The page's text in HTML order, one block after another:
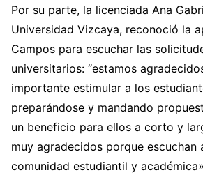
Por su parte, la licenciada Ana
Universidad Vizcaya, reconoció la
Campos para escuchar las
universitarios: “estamos
importante estimular a los
preparándose y mandando
un beneficio para ellos a corto y
muy agradecidos porque escuchan
comunidad estudiantil y